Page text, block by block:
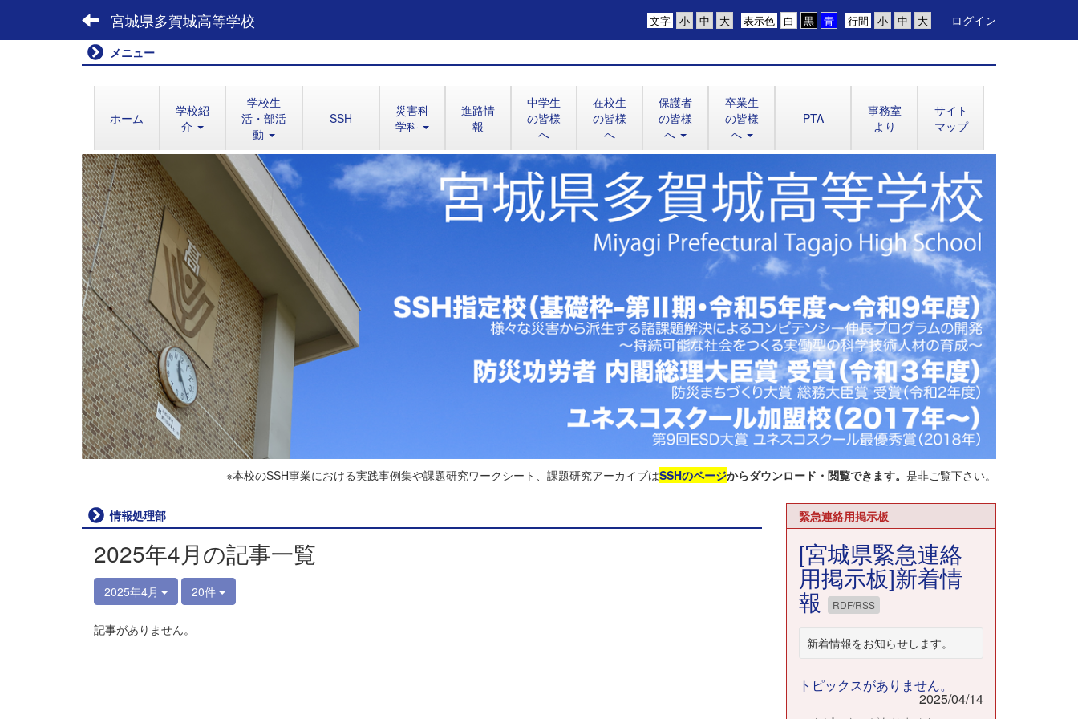
宮城県多賀城高等学校 行間
表示色
文字
ログイン
メニュー
ホーム
学校紹
介
学校生
活・部活
動
SSH
災害科
学科
進路情
報
中学生
の皆様
へ
在校生
の皆様
へ
保護者
の皆様
へ
卒業生
の皆様
へ
PTA
事務室
より
サイト
マップ
※本校のSSH事業における実践事例集や課題研究ワークシート、課題研究アーカイブはSSHのページからダウンロード・閲覧できます。 是非ご覧下さい。
情報処理部
2025年4月の記事一覧
2025年4月 20件
記事がありません。
緊急連絡用掲示板
[宮城県緊急連絡
用掲示板]新着情
報 RDF/RSS
新着情報をお知らせします。
トピックスがありません。
2025/04/14